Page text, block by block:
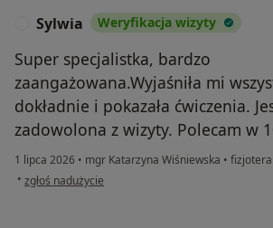
Sylwia Weryfikacja wizyty
Super specjalistka, bardzo
zaangażowana.Wyjaśniła mi
dokładnie i pokazała ćwiczenia.
zadowolona z wizyty. Polecam w
1 lipca 2026 • mgr Katarzyna Wiśniewska •
• w opinii użytkownika Sylwia
zgłoś nadużycie